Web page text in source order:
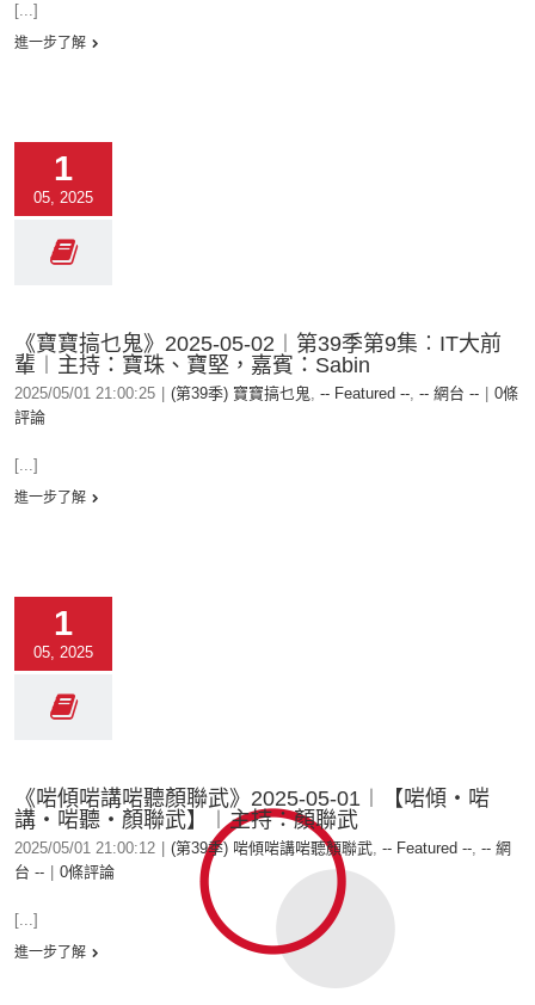
[...]
進一步了解
1
05, 2025
《寶寶搞乜鬼》2025-05-02︱第39季第9集︰IT大前
輩︱主持：寶珠、寶堅，嘉賓：Sabin
2025/05/01 21:00:25 (第39季) 寶寶搞乜鬼, -- Featured --, -- 網台 --
0條
評論
[...]
進一步了解
1
05, 2025
《啱傾啱講啱聽顏聯武》2025-05-01︱【啱傾‧啱
講‧啱聽‧顏聯武】︱主持：顏聯武
2025/05/01 21:00:12 (第39季) 啱傾啱講啱聽顏聯武, -- Featured --, -- 網
台 --
0條評論
[...]
進一步了解